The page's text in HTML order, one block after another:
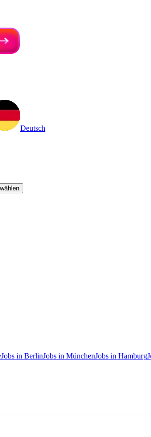
ren
Deutsch
Jobs in BerlinJobs in MünchenJobs in Hamburg